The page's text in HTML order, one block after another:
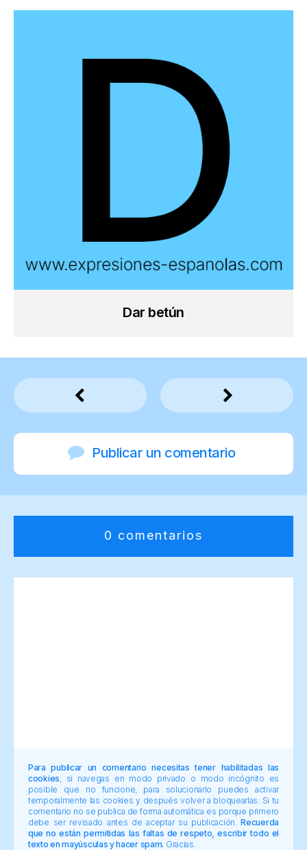
Dar betún
Publicar un comentario
0 comentarios
Para publicar un comentario necesitas tener habilitadas las
cookies , si navegas en modo privado o modo incógnito es
posible que no funcione, para solucionarlo puedes activar
temporalmente las cookies y después volver a bloquearlas. Si tu
comentario no se publica de forma automática es porque primero
debe ser revisado antes de aceptar su publicación.Recuerda
que no están permitidas las faltas de respeto, escribir todo el
texto en mayúsculas y hacer spam. Gracias.